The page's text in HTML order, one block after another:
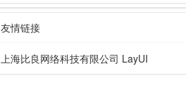
友情链接
上海比良网络科技有限公司 LayUI